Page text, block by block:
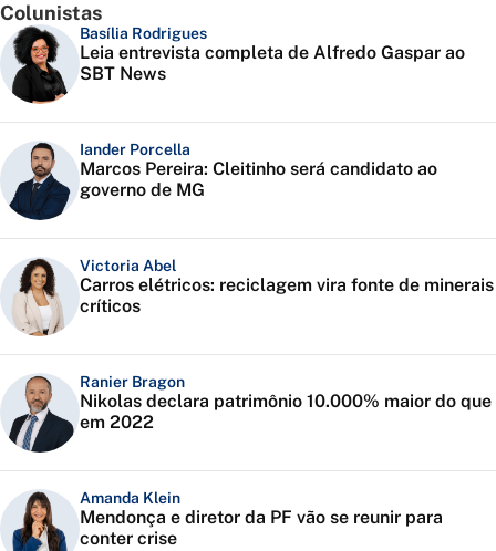
Colunistas
Basília Rodrigues
Leia entrevista completa de Alfredo Gaspar ao
SBT News
Iander Porcella
Marcos Pereira: Cleitinho será candidato ao
governo de MG
Victoria Abel
Carros elétricos: reciclagem vira fonte de minerais
críticos
Ranier Bragon
Nikolas declara patrimônio 10.000% maior do que
em 2022
Amanda Klein
Mendonça e diretor da PF vão se reunir para
conter crise